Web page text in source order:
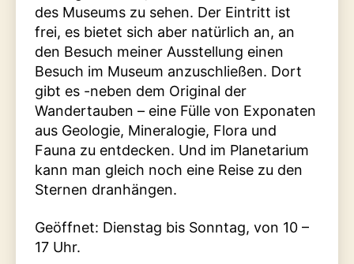
des Museums zu sehen. Der Eintritt ist
frei, es bietet sich aber natürlich an, an
den Besuch meiner Ausstellung einen
Besuch im Museum anzuschließen. Dort
gibt es -neben dem Original der
Wandertauben – eine Fülle von Exponaten
aus Geologie, Mineralogie, Flora und
Fauna zu entdecken. Und im Planetarium
kann man gleich noch eine Reise zu den
Sternen dranhängen.
Geöffnet: Dienstag bis Sonntag, von 10 –
17 Uhr.